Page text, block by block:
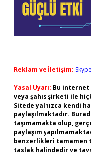
Reklam ve İletişim:
Yasal Uyarı: Bu internet
veya şahıs şirketi ile
Sitede yalnızca kendi
paylaşılmaktadır.
taşımamakta olup,
paylaşım
benzerlikleri tamamen
taslak halindedir ve